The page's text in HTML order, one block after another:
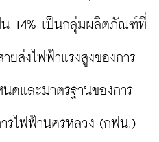
14% เป็นกลุ่มผลิตภัณฑ์ที่
ยส่งไฟฟ้าแรงสูงของการ
ดและมาตรฐานของการ
รไฟฟ้านครหลวง (กฟน.)